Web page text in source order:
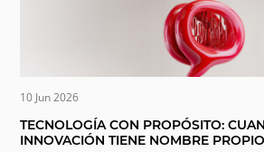
10 Jun 2026
TECNOLOGÍA CON PROPÓSITO:
INNOVACIÓN TIENE NOMBRE PROPIO